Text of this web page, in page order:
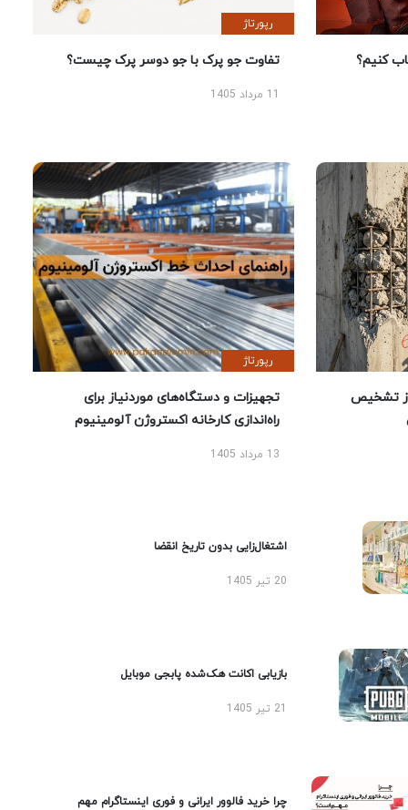
کنیم؟
رپورتاژ
تفاوت جو پرک با جو دوسر پرک چیست؟
تشخیص
رپورتاژ
تجهیزات و دستگاه‌های موردنیاز برای
راه‌اندازی کارخانه اکستروژن آلومینیوم
13 مرداد 1405
اشتغال‌زایی بدون تاریخ انقضا
20 تیر 1405
بازیابی اکانت هک‌شده پابجی موبایل
چرا خرید فالوور ایرانی و فوری اینستاگرام مهم